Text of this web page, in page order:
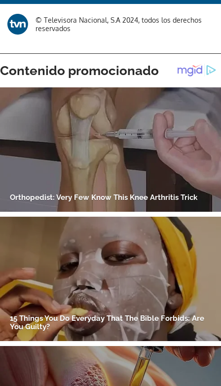
© Televisora Nacional, S.A 2024, todos los derechos
reservados